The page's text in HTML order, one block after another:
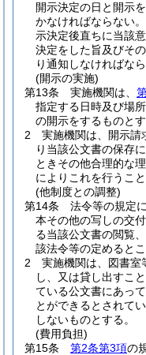
開示決定の日と開示
かなければならない。
示決定後直ちに当該
決定をした旨及びそ
り通知しなければなら
(開示の実施)
第13条
実施機関は、
指定する日時及び場
の開示をするものとす
2
実施機関は、開示請
り当該公文書の保存
ときその他合理的な
によりこれを行うこと
(他制度との調整)
第14条
法令等の規定
本その他の写しの交
る当該公文書の閲覧
該法令等の定めるとこ
2
実施機関は、図書室
し、又は貸し出すこ
ている公文書にあっ
とができるとされて
しないものとする。
(費用負担)
第15条
第2条第3項の